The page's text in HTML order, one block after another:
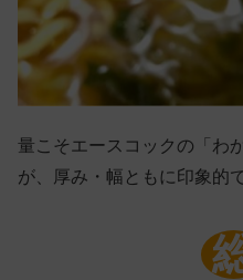
量こそエースコックの「わ
が、厚み・幅ともに印象的